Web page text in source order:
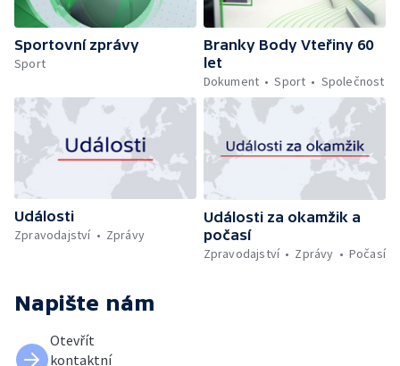
Sportovní zprávy
Sport
Branky Body Vteřiny 60
let
Dokument
Sport Společnost
Události
Zpravodajství
Zprávy
Události za okamžik a
počasí
Zpravodajství
Zprávy Počasí
Napište nám
Otevřít
kontaktní